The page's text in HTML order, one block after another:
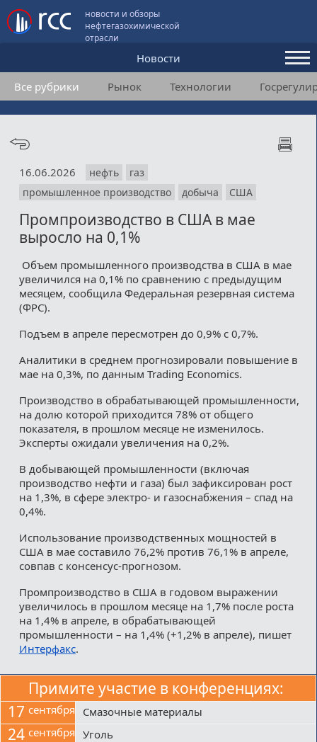
новости и обзоры
нефтегазохимической
отрасли
Новости
Аналитика и мнения
Конференции
Подписка
Пользовательское соглашение
Медиакит
Контакты
Все рубрики Рынок Технологии
16.06.2026 нефть
газ
промышленное производство
добыча США
Промпроизводство в США в мае
выросло на 0,1%
Объем промышленного производства в США в мае
увеличился на 0,1% по сравнению с предыдущим
месяцем, сообщила Федеральная резервная система
(ФРС).
Подъем в апреле пересмотрен до 0,9% с 0,7%.
Аналитики в среднем прогнозировали повышение в
мае на 0,3%, по данным Trading Economics.
Производство в обрабатывающей промышленности,
на долю которой приходится 78% от общего
показателя, в прошлом месяце не изменилось.
Эксперты ожидали увеличения на 0,2%.
В добывающей промышленности (включая
производство нефти и газа) был зафиксирован рост
на 1,3%, в сфере электро- и газоснабжения – спад на
0,4%.
Использование производственных мощностей в
США в мае составило 76,2% против 76,1% в апреле,
совпав с консенсус-прогнозом.
Промпроизводство в США в годовом выражении
увеличилось в прошлом месяце на 1,7% после роста
на 1,4% в апреле, в обрабатывающей
промышленности – на 1,4% (+1,2% в апреле), пишет
Интерфакс.
Примите участие в конференциях:
17 сентября Смазочные материалы
24 сентября Уголь